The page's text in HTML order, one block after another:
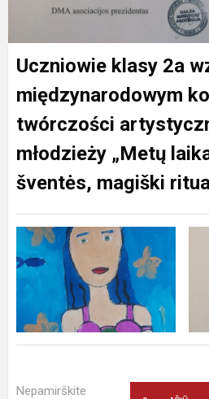
Uczniowie klasy 2a
międzynarodowym
twórczości
młodzieży „Metų
šventės, magiški
Nepamirškite